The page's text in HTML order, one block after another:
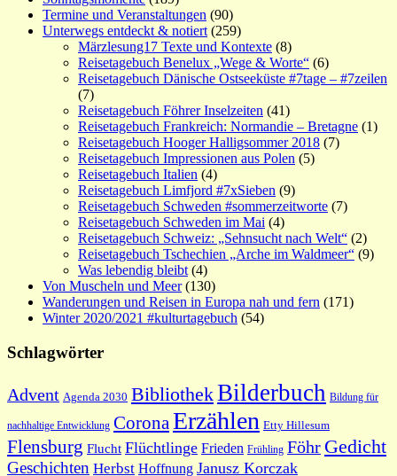
Termine und Veranstaltungen (90)
Unterwegs entdeckt & notiert (259)
Märzlesung17 Texte und Kontexte (8)
Reisetagebuch Benelux „Wege & Worte“ (6)
Reisetagebuch Dänische Ostseeküste #7tage – #7zeilen
(7)
Reisetagebuch Föhrer Inselzeiten (41)
Reisetagebuch Frankreich: Normandie – Bretagne (1)
Reisetagebuch Hooger Halligsommer 2018 (7)
Reisetagebuch Impressionen aus Polen (5)
Reisetagebuch Italien (4)
Reisetagebuch Limfjord #7xSieben (9)
Reisetagebuch Schweden #sommerzeitworte (7)
Reisetagebuch Schweden im Mai (4)
Reisetagebuch Schweiz: „Sehnsucht nach Welt“ (2)
Reisetagebuch Tschechien „Arche im Waldmeer“ (9)
Was lebendig bleibt (4)
Von Muscheln und Meer(130)
Wanderungen und Reisen in Europa nah und fern (171)
Winter 2020/2021 #kulturtagebuch (54)
Schlagwörter
Advent Agenda 2030 BibliothekBilderbuch Bildung für
nachhaltige Entwicklung Corona Erzählen Etty Hillesum
Flensburg Flucht Flüchtlinge Frieden Frühling Föhr Gedicht
Geschichten Herbst Hoffnung Janusz Korczak